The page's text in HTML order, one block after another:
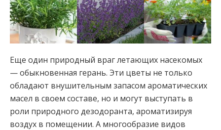
Еще один природный враг летающих насекомых
— обыкновенная герань. Эти цветы не только
обладают внушительным запасом ароматических
масел в своем составе, но и могут выступать в
роли природного дезодоранта, ароматизируя
воздух в помещении. А многообразие видов